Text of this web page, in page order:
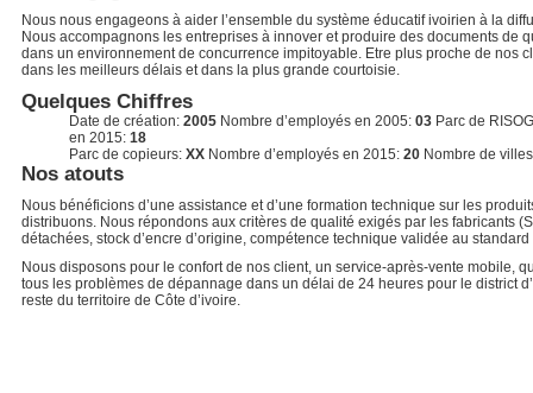
Nous nous engageons à aider l’ensemble du système éducatif ivoirien à la
Nous accompagnons les entreprises à innover et produire des documents de
dans un environnement de concurrence impitoyable. Etre plus proche de nos
dans les meilleurs délais et dans la plus grande courtoisie.
Quelques Chiffres
Date de création: 2005 Nombre d’employés en 2005: 03 Parc de
en 2015: 18
Parc de copieurs: XX Nombre d’employés en 2015: 20 Nombre de
Nos atouts
Nous bénéficions d’une assistance et d’une formation technique sur les
distribuons. Nous répondons aux critères de qualité exigés par les fabricants
détachées, stock d’encre d’origine, compétence technique validée au
Nous disposons pour le confort de nos client, un service-après-vente mobile,
tous les problèmes de dépannage dans un délai de 24 heures pour le district
reste du territoire de Côte d’ivoire.